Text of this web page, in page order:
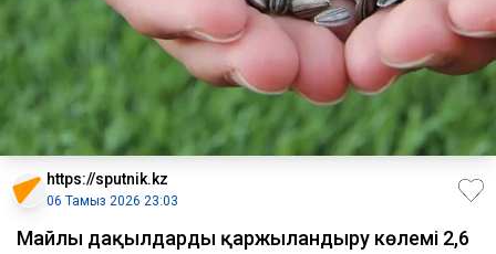
https://sputnik.kz
06 Тамыз 2026 23:03
Майлы дақылдарды қаржыландыру көлемі 2,6